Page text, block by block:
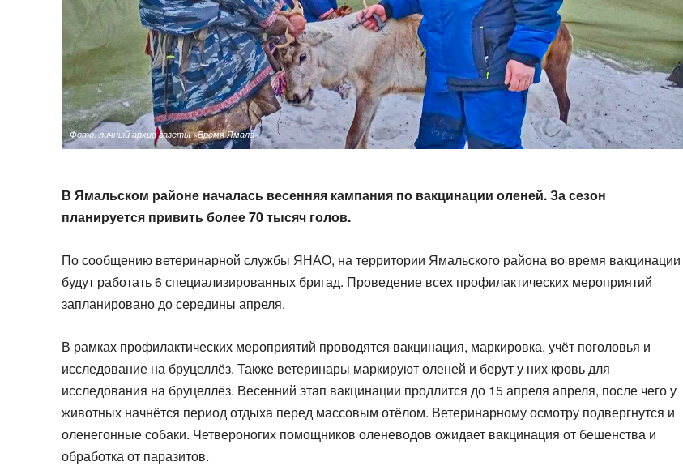
Фото: личный архив газеты «Время Ямала»
В Ямальском районе началась весенняя кампания по вакцинации оленей. За сезон
планируется привить более 70 тысяч голов.
По сообщению ветеринарной службы ЯНАО, на территории Ямальского района во время вакцинации
будут работать 6 специализированных бригад. Проведение всех профилактических мероприятий
запланировано до середины апреля.
В рамках профилактических мероприятий проводятся вакцинация, маркировка, учёт поголовья и
исследование на бруцеллёз. Также ветеринары маркируют оленей и берут у них кровь для
исследования на бруцеллёз. Весенний этап вакцинации продлится до 15 апреля апреля, после чего у
животных начнётся период отдыха перед массовым отёлом. Ветеринарному осмотру подвергнутся и
оленегонные собаки. Четвероногих помощников оленеводов ожидает вакцинация от бешенства и
обработка от паразитов.